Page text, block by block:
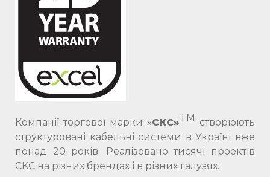
Компанії торгової марки «СКС»TM створюють
структуровані кабельні системи в Україні вже
понад 20 років. Реалізовано тисячі проектів
СКС на різних брендах і в різних галузях.